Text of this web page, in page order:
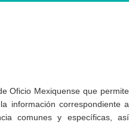
Oficio Mexiquense que permite
información correspondiente a
comunes y específicas, así